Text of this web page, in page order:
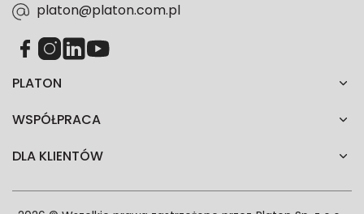
PLATON
WSPÓŁPRACA
DLA KLIENTÓW
platon@platon.com.pl